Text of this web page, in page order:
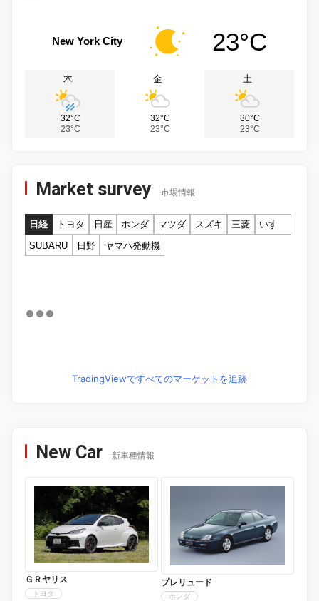
New York City 23°C
木
32°C
23°C
金
32°C
23°C
土
30°C
23°C
Market survey 市場情報
日経 トヨタ 日産 ホンダ マツダ スズキ 三菱
いすゞ
SUBARU
日野 ヤマハ発動機
TradingViewですべてのマーケットを追跡
New Car 新車種情報
ＧＲヤリス
トヨタ
プレリュード
ホンダ